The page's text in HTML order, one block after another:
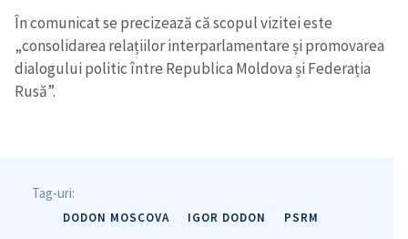
În comunicat se precizează că scopul vizitei este
„consolidarea relațiilor interparlamentare și promovarea
dialogului politic între Republica Moldova și Federația
Rusă”.
Tag-uri:
DODON MOSCOVA IGOR DODON PSRM